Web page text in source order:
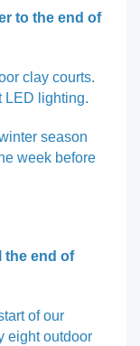
to the end of
clay courts.
LED lighting.
season
week before
the end of
of our
eight outdoor